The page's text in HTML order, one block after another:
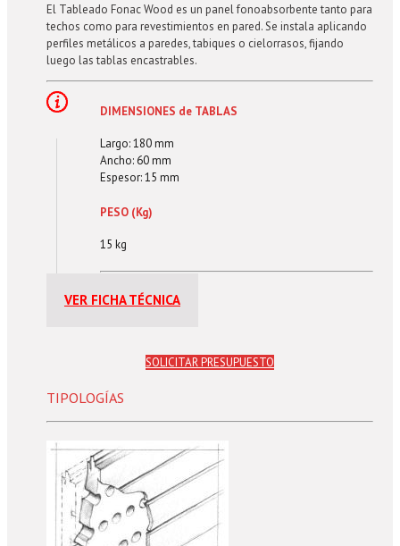
El Tableado Fonac Wood es un panel fonoabsorbente tanto para
techos como para revestimientos en pared. Se instala aplicando
perfiles metálicos a paredes, tabiques o cielorrasos, fijando
luego las tablas encastrables.
DIMENSIONES de TABLAS
Largo: 180 mm
Ancho: 60 mm
Espesor: 15 mm
PESO (Kg)
15 kg
VER FICHA TÉCNICA
SOLICITAR PRESUPUESTO
TIPOLOGÍAS